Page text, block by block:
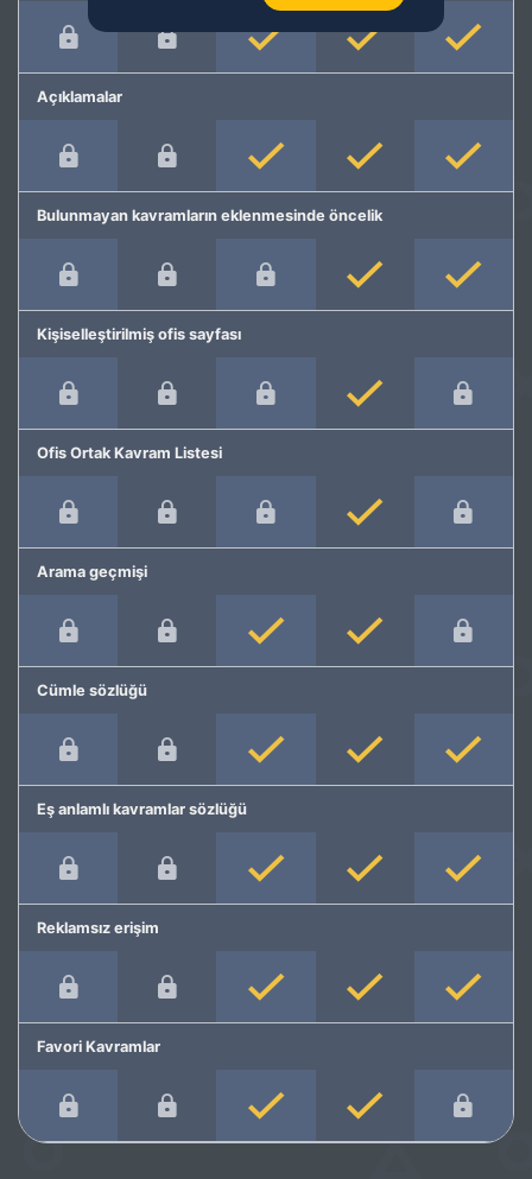
Açıklamalar
Bulunmayan kavramların eklenmesinde öncelik
Kişiselleştirilmiş ofis sayfası
Ofis Ortak Kavram Listesi
Arama geçmişi
Cümle sözlüğü
Eş anlamlı kavramlar sözlüğü
Reklamsız erişim
Favori Kavramlar